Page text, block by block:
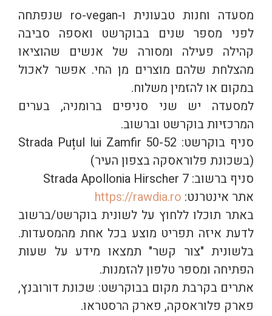
מסעדה וחנות טבעונית ו-ro-vegan שנפתחה
לפני מספר שנים בבוקרשט ואספה סביבה
קהילה פעילה ומסורה של אנשים שהוציאו
מהצלחת שלהם מוצרים מן החי. אפשר לאכול
במקום או להזמין משלוח.
למסעדה יש שני סניפים ברומניה, בערים
המרכזיות בוקרשט וברשוב.
סניף בוקרשט: Strada Puțul lui Zamfir 50-52
(בשכונת פלוראסקה בצפון העיר)
סניף ברשוב: Strada Apollonia Hirscher 7
אתר אינטרנט: https://rawdia.ro
באתר תוכלו ללחוץ על לשונית בוקרשט/ברשוב
לדעת איזה תפריט מוצע בכל אחת מהמסעדות.
בלשונית "צור קשר" תמצאו מידע על שעות
הפתיחה ומספר טלפון להזמנות.
אתרים בקרבת מקום בבוקרשט: שכונת דורובנץ,
פארק פלוראסקה, פארק הרסטראו.